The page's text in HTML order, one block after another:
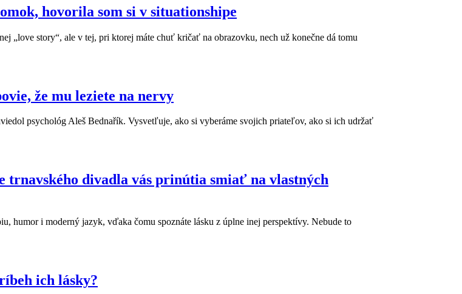
hovorila som si v situationshipe
„love story“, ale v tej, pri ktorej máte chuť kričať na obrazovku, nech už konečne dá tomu
že mu leziete na nervy
psychológ Aleš Bednařík. Vysvetľuje, ako si vyberáme svojich priateľov, ako si ich udržať
trnavského divadla vás prinútia smiať na vlastných
humor i moderný jazyk, vďaka čomu spoznáte lásku z úplne inej perspektívy. Nebude to
ich lásky?